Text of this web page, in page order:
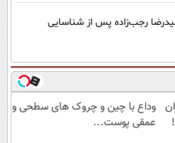
رجب‌زاده پس از شناسایی
وداع با چین و چروک های سطحی و
عمقی پوست...